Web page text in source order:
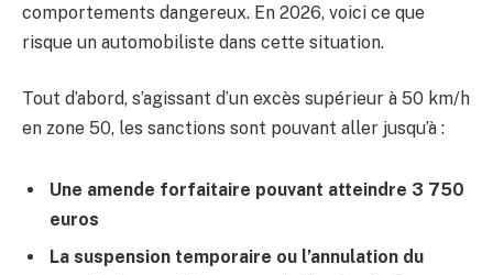
comportements dangereux. En 2026, voici ce que
risque un automobiliste dans cette situation.
Tout d’abord, s’agissant d’un excès supérieur à 50 km/h
en zone 50, les sanctions sont pouvant aller jusqu’à :
Une amende forfaitaire pouvant atteindre 3 750
euros
La suspension temporaire ou l’annulation du